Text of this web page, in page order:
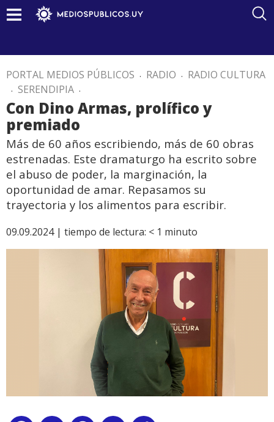
PORTAL MEDIOS PÚBLICOS . RADIO . RADIO CULTURA
. SERENDIPIA .
Con Dino Armas, prolífico y
premiado
Más de 60 años escribiendo, más de 60 obras
estrenadas. Este dramaturgo ha escrito sobre
el abuso de poder, la marginación, la
oportunidad de amar. Repasamos su
trayectoria y los alimentos para escribir.
09.09.2024 | tiempo de lectura: < 1 minuto